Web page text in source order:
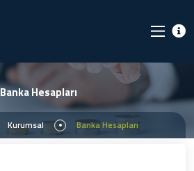
Banka Hesapları
Kurumsal Banka Hesapları